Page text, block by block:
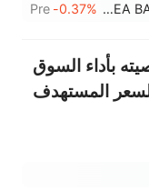
NORDEA BANK ABP
-0.37%
Pre
بأداء السوق
المستهدف